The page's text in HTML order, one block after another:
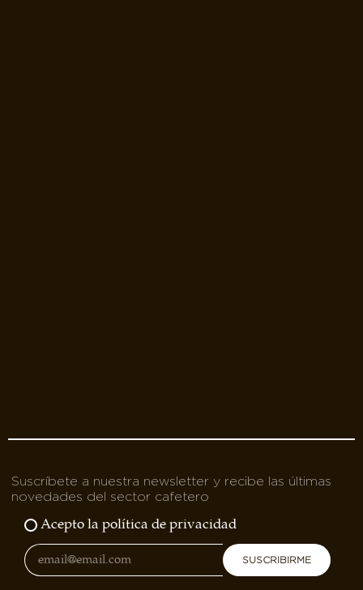
Suscríbete a nuestra newsletter y recibe las últimas
novedades del sector cafetero
Acepto la política de privacidad
SUSCRIBIRME